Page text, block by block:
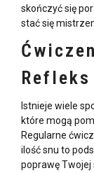
skończyć się
stać się
Istnieje wiele
które mogą
Regularne
ilość snu to
poprawę Twojej